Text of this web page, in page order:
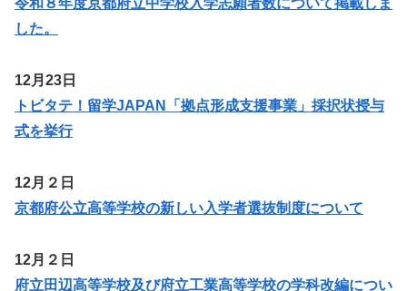
令和８年度京都府立中学校入学志願者数について掲載しま
した。
12月23日
トビタテ！留学JAPAN「拠点形成支援事業」採択状授与
式を挙行
12月２日
京都府公立高等学校の新しい入学者選抜制度について
12月２日
府立田辺高等学校及び府立工業高等学校の学科改編につい